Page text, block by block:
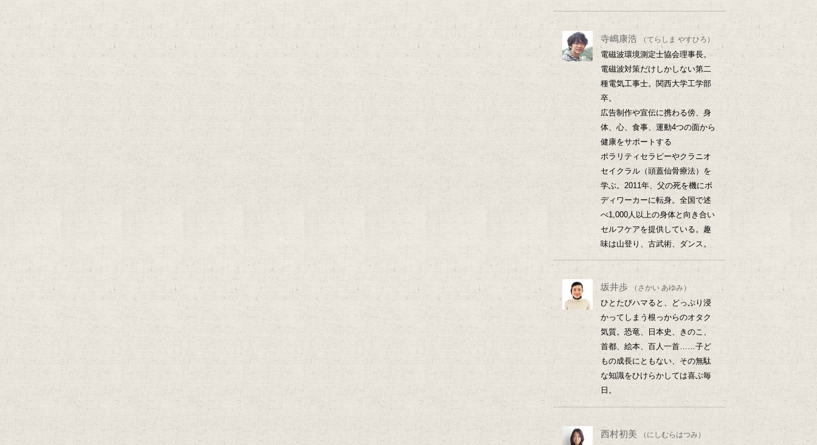
寺嶋康浩 （てらしま やすひろ）
電磁波環境測定士協会理事長。
電磁波対策だけしかしない第二
種電気工事士。関西大学工学部
卒。
広告制作や宣伝に携わる傍、身
体、心、食事、運動4つの面から
健康をサポートする
ポラリティセラピーやクラニオ
セイクラル（頭蓋仙骨療法）を
学ぶ。2011年、父の死を機にボ
ディワーカーに転身。全国で述
べ1,000人以上の身体と向き合い
セルフケアを提供している。趣
味は山登り、古武術、ダンス。
坂井歩 （さかい あゆみ）
ひとたびハマると、どっぷり浸
かってしまう根っからのオタク
気質。恐竜、日本史、きのこ、
首都、絵本、百人一首……子ど
もの成長にともない、その無駄
な知識をひけらかしては喜ぶ毎
日。
西村初美 （にしむらはつみ）